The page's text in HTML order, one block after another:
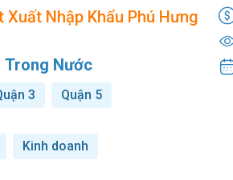
Nhập Khẩu Phú Hưng
Trong Nước
3
Quận 5
Kinh doanh